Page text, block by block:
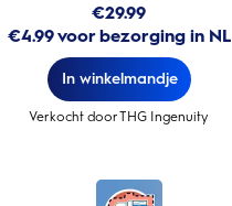
€29.99
€4.99 voor bezorging in NL
In winkelmandje
Verkocht door THG Ingenuity